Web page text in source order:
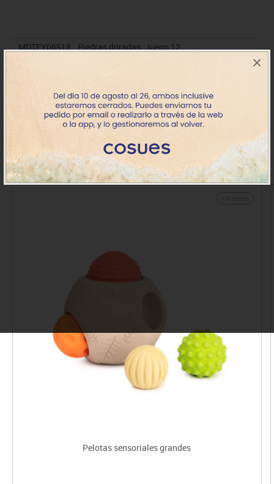
×
MDTEY06518
Piedras doradas. Juego 12
108.23€
IVA incluido
Productos de la misma categoría
Pelotas sensoriales grandes